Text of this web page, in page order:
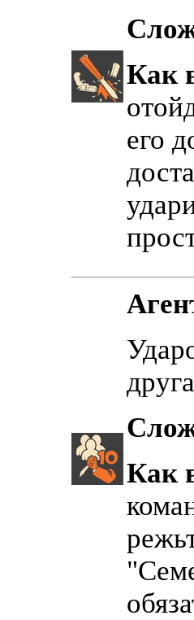
Как
его
Как